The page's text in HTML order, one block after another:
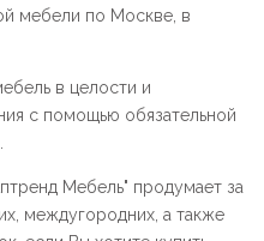
мебели по Москве, в
в целости и
с помощью обязательной
Мебель" продумает за
междугородних, а также